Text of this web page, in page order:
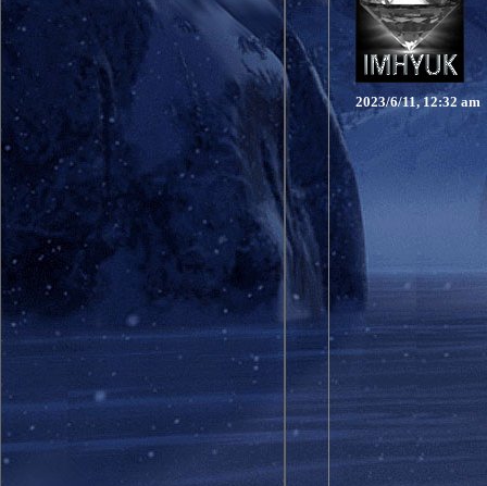
2023/6/11, 12:32 am